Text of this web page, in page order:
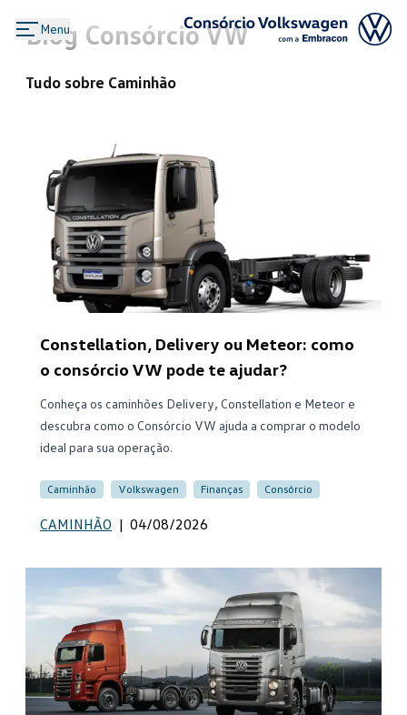
Menu
Logo Consórcio Volkswagen com
Blog Consórcio VW
Tudo sobre Caminhão
Constellation, Delivery ou Meteor: como
o consórcio VW pode te ajudar?
Conheça os caminhões Delivery, Constellation e Meteor e
descubra como o Consórcio VW ajuda a comprar o modelo
ideal para sua operação.
Caminhão Volkswagen Finanças Consórcio
CAMINHÃO | 04/08/2026